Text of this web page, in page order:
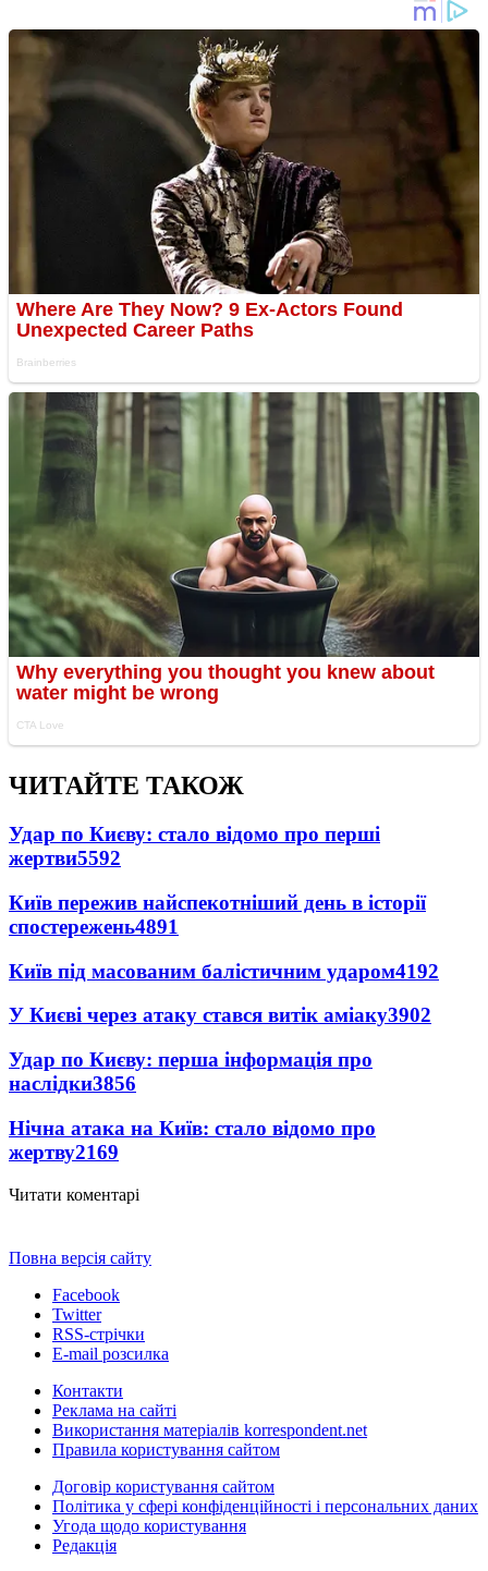
ЧИТАЙТЕ ТАКОЖ
Удар по Києву: стало відомо про перші
жертви5592
Київ пережив найспекотніший день в історії
спостережень4891
Київ під масованим балістичним ударом4192
У Києві через атаку стався витік аміаку3902
Удар по Києву: перша інформація про
наслідки3856
Нічна атака на Київ: стало відомо про
жертву2169
Читати коментарі
Повна версія сайту
Facebook
Twitter
RSS-стрічки
E-mail розсилка
Контакти
Реклама на сайті
Використання матеріалів korrespondent.net
Правила користування сайтом
Договір користування сайтом
Політика у сфері конфіденційності і персональних даних
Угода щодо користування
Редакція